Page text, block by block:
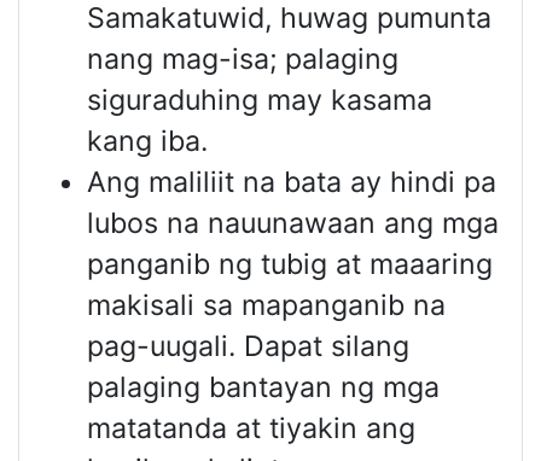
Samakatuwid, huwag pumunta
nang mag-isa; palaging
siguraduhing may kasama
kang iba.
Ang maliliit na bata ay hindi pa
lubos na nauunawaan ang mga
panganib ng tubig at maaaring
makisali sa mapanganib na
pag-uugali. Dapat silang
palaging bantayan ng mga
matatanda at tiyakin ang